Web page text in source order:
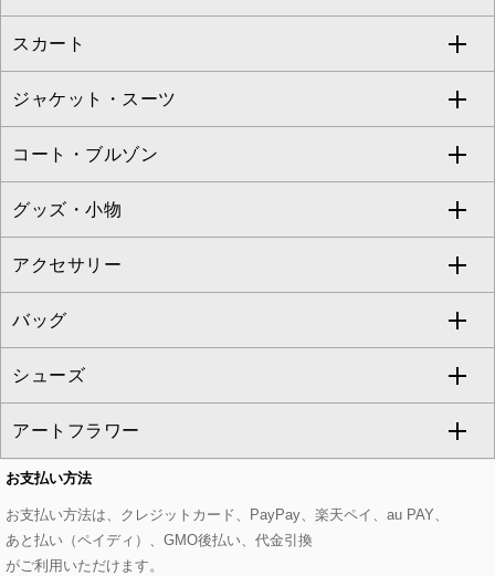
eur3
Maison de CINQ
ブラウス・シャツ
ニット・セーター
カーディガン
アンサンブルセット
ベスト・ジレ
パーカー
タンクトップ・キャミソール
スウェット・ジャージー
その他のトップス
ワンピース
ドレス
チュニック
ジャンパースカート
その他のワンピース・ドレス
すべてのパンツ
フルレングスパンツ
クロップド・半端丈パンツ
ガウチョ・ワイドパンツ
ハーフ・ショート丈パンツ
サロペット・オールインワン
その他のパンツ
スカート
すべてのスカート
ロング・マキシ丈スカート
ひざ丈スカート
ミモレ丈スカート
ショート・ミニ丈スカート
その他のスカート
ジャケット・スーツ
すべてのジャケット・スーツ
テーラードジャケット
ノーカラージャケット
セットアップ
セットアップジャケット
セットアップパンツ
セットアップスカート
セットアップワンピース
コート・ブルゾン
すべてのコート・ブルゾン
トレンチコート
ピーコート
ダッフルコート
チェスターコート
モッズコート
ステンカラーコート
グッズ・小物
すべてのグッズ・小物
マスク
ストール・マフラー・スヌード
ベルト・サスペンダー
帽子
ヘアアクセサリー
アクセサリー
すべてのアクセサリー
ネックレス
ピアス・イヤリング
ブレスレット・バングル
ブローチ・コサージュ
バッグ
すべてのバッグ
トートバッグ
ショルダーバッグ
ボストンバッグ
シューズ
すべてのシューズ
パンプス
スニーカー
アートフラワー
すべてのアートフラワー
ローズ
お支払い方法
お支払い方法は、クレジットカード、PayPay、楽天ペイ、au PAY、
あと払い（ペイディ）、GMO後払い、代金引換
がご利用いただけます。